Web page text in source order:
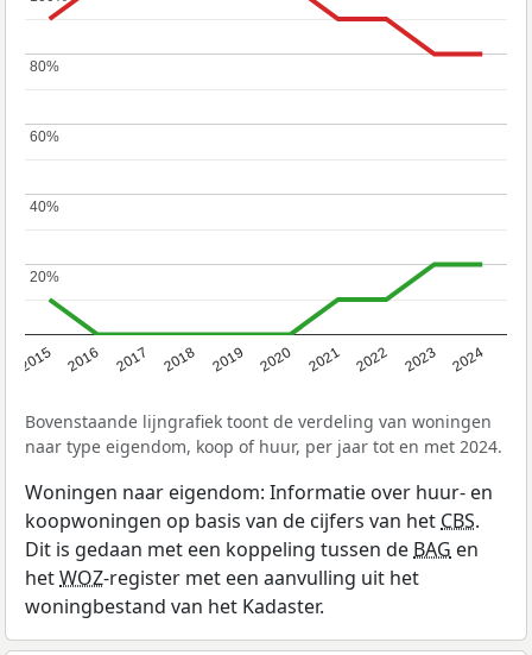
2015 2016 2017 2018 2019 2020 2021 2022 2023 2024
20%
20%
40%
40%
60%
60%
80%
80%
Bovenstaande lijngrafiek toont de verdeling van woningen
naar type eigendom, koop of huur, per jaar tot en met 2024.
Woningen naar eigendom: Informatie over huur- en
koopwoningen op basis van de cijfers van het CBS.
Dit is gedaan met een koppeling tussen de BAG en
hetWOZ-register met een aanvulling uit het
woningbestand van het Kadaster.